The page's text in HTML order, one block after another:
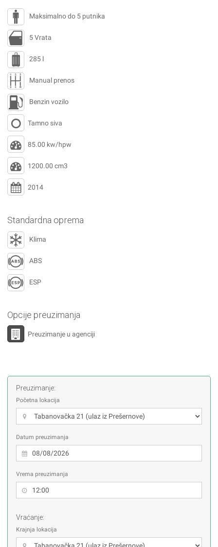
Maksimalno do 5 putnika
5 Vrata
285 l
Manual prenos
Benzin vozilo
Tamno siva
85.00 kw/hpw
1200.00 cm3
2014
Standardna oprema
Klima
ABS
ESP
Opcije preuzimanja
Preuzimanje u agenciji
Preuzimanje:
Početna lokacija
Datum preuzimanja
Vrema preuzimanja
Vraćanje:
Krajnja lokacija